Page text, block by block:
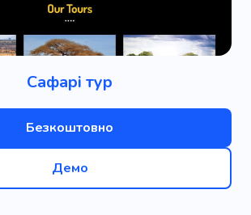
Сафарі тур
Безкоштовно
Демо